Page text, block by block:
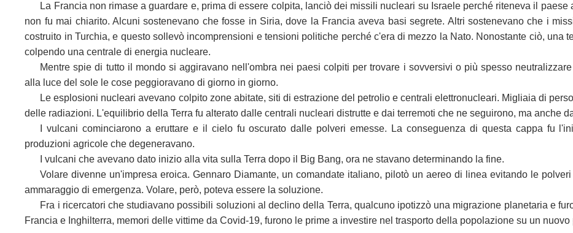
La Francia non rimase a guardare e, prima di essere colpita, lanciò dei missili nucleari su Israele perché riteneva il
non fu mai chiarito. Alcuni sostenevano che fosse in Siria, dove la Francia aveva basi segrete. Altri sostenevano che i
costruito in Turchia, e questo sollevò incomprensioni e tensioni politiche perché c'era di mezzo la Nato. Nonostante ciò, una
colpendo una centrale di energia nucleare.
Mentre spie di tutto il mondo si aggiravano nell'ombra nei paesi colpiti per trovare i sovversivi o più spesso
alla luce del sole le cose peggioravano di giorno in giorno.
Le esplosioni nucleari avevano colpito zone abitate, siti di estrazione del petrolio e centrali elettronucleari. Migliaia di
delle radiazioni. L'equilibrio della Terra fu alterato dalle centrali nucleari distrutte e dai terremoti che ne seguirono, ma anche
I vulcani cominciarono a eruttare e il cielo fu oscurato dalle polveri emesse. La conseguenza di questa cappa fu
produzioni agricole che degeneravano.
I vulcani che avevano dato inizio alla vita sulla Terra dopo il Big Bang, ora ne stavano determinando la fine.
Volare divenne un'impresa eroica. Gennaro Diamante, un comandate italiano, pilotò un aereo di linea evitando le
ammaraggio di emergenza. Volare, però, poteva essere la soluzione.
Fra i ricercatori che studiavano possibili soluzioni al declino della Terra, qualcuno ipotizzò una migrazione planetaria e
Francia e Inghilterra, memori delle vittime da Covid-19, furono le prime a investire nel trasporto della popolazione su un nuovo